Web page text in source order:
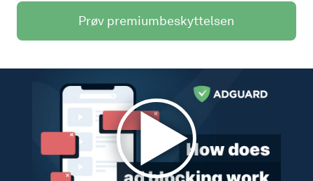
Prøv premiumbeskyttelsen